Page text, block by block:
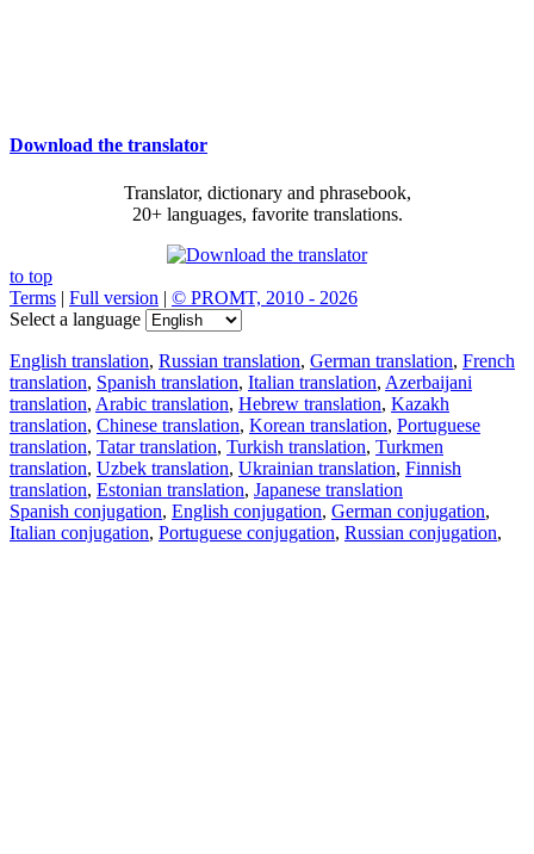
Download the translator
Translator, dictionary and phrasebook,
20+ languages, favorite translations.
to top
Terms | Full version | © PROMT, 2010 - 2026
Select a language
English translation, Russian translation, German translation, French
translation, Spanish translation, Italian translation, Azerbaijani
translation, Arabic translation, Hebrew translation, Kazakh
translation, Chinese translation, Korean translation, Portuguese
translation, Tatar translation, Turkish translation, Turkmen
translation, Uzbek translation, Ukrainian translation, Finnish
translation, Estonian translation, Japanese translation
Spanish conjugation, English conjugation, German conjugation,
Italian conjugation, Portuguese conjugation, Russian conjugation,